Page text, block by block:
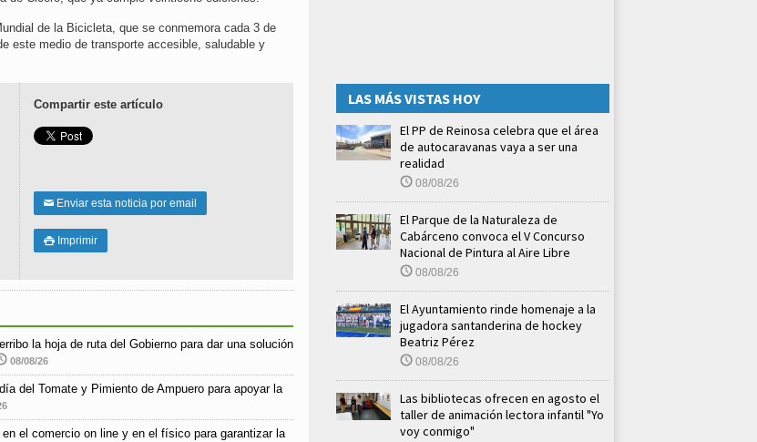
de la Bicicleta, que se conmemora cada 3 de
este medio de transporte accesible, saludable y
Compartir este artículo
✉ Enviar esta noticia por email
 Imprimir
la hoja de ruta del Gobierno para dar una solución
08/08/26
del Tomate y Pimiento de Ampuero para apoyar la
el comercio on line y en el físico para garantizar la
LAS MÁS VISTAS HOY
El PP de Reinosa celebra que el área
de autocaravanas vaya a ser una
realidad
08/08/26
El Parque de la Naturaleza de
Cabárceno convoca el V Concurso
Nacional de Pintura al Aire Libre
08/08/26
El Ayuntamiento rinde homenaje a la
jugadora santanderina de hockey
Beatriz Pérez
08/08/26
Las bibliotecas ofrecen en agosto el
taller de animación lectora infantil "Yo
voy conmigo"